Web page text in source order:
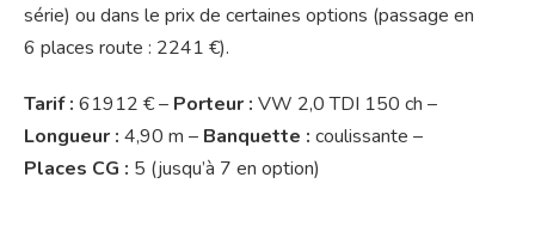
série) ou dans le prix de certaines options (passage en
6 places route : 2241 €).
Tarif : 61912 € – Porteur : VW 2,0 TDI 150 ch –
Longueur : 4,90 m – Banquette : coulissante –
Places CG : 5 (jusqu’à 7 en option)